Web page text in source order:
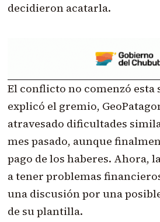
decidieron acatarla.
El conflicto no comenzó esta
explicó el gremio,
atravesado dificultades
mes pasado, aunque
pago de los haberes. Ahora,
a tener problemas
una discusión por una
de su plantilla.